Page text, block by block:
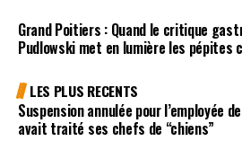
Grand Poitiers : Quand le critique
Pudlowski met en lumière les pépites
LES PLUS RECENTS
Suspension annulée pour l’employée
avait traité ses chefs de “chiens”